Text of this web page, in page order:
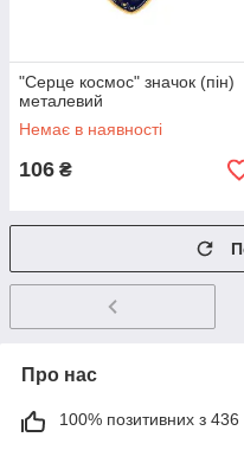
"Серце космос" значок (пін)
металевий
Немає в наявності
106 ₴
Про нас
100% позитивних з 436